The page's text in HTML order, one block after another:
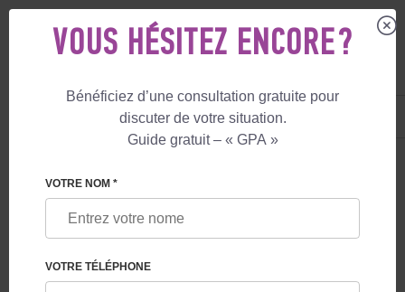
+33 805 081 801
LE BLOG
QUELLES GARANTIES LES PROGRAMMES DE
FUTURS PARENTS EN GÉORGIE
VOUS HÉSITEZ ENCORE ?
Bénéficiez d’une consultation gratuite pour
discuter de votre situation.
Guide gratuit – « GPA »
VOTRE NOM *
VOTRE TÉLÉPHONE